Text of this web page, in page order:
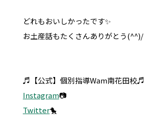
どれもおいしかったです✨
お土産話もたくさんありがとう(^^)/
♬【公式】個別指導Wam南花田校♬
Instagram📷
Twitter🐤